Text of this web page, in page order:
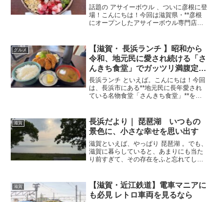
話題の アサイーボウル 、ついに彦根に登
場！こんにちは！今回は滋賀県・**彦根
にオープンしたアサイーボウル専門店
都会グルメでしょ？」と思っていた方、
朗報です！ついに...
グルメ
【滋賀・ 長浜ランチ 】昭和から
令和、地元民に愛され続ける「さ
んきち食堂」でガッツリ満腹定
食！安い・美味い・ボリューム満
点の名店
長浜ランチ といえば。こんにちは！今回
は、長浜市にある**地元民に長年愛され
ている名物食堂「さんきち食堂」**をご
こともある人気ぶり。一見すると昔なが
らの定食屋さんで...
滋賀
長浜だより｜ 琵琶湖 いつもの
景色に、小さな幸せを思い出す
滋賀といえば、やっぱり 琵琶湖 。でも、
滋賀に暮らしていると、あまりにも当た
り前すぎて、その存在をふと忘れてしま
琶湖 沿いの公園。湖岸道路を挟んですぐ
の場所にあって、...
滋賀
【滋賀・近江鉄道】電車マニアに
も必見 レトロ車両を見るなら